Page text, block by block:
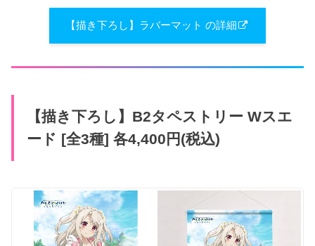
【描き下ろし】ラバーマット の詳細
【描き下ろし】B2タペストリー Wスエ
ード [全3種] 各4,400円(税込)